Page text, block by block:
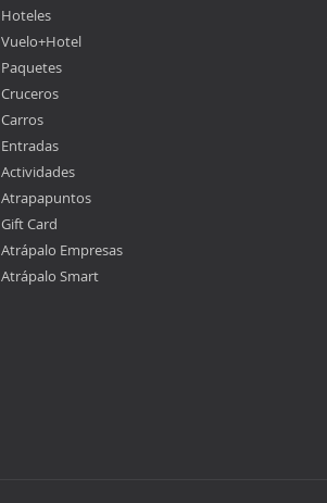
Hoteles
Vuelo+Hotel
Paquetes
Cruceros
Carros
Entradas
Actividades
Atrapapuntos
Gift Card
Atrápalo Empresas
Atrápalo Smart